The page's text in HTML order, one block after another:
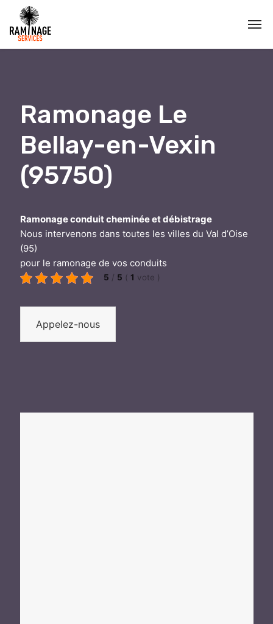
Ramonage Le
Bellay-en-Vexin
(95750)
Ramonage conduit cheminée et débistrage
Nous intervenons dans toutes les villes du Val d’Oise
(95)
pour le ramonage de vos conduits
5 / 5 ( 1 vote )
Appelez-nous